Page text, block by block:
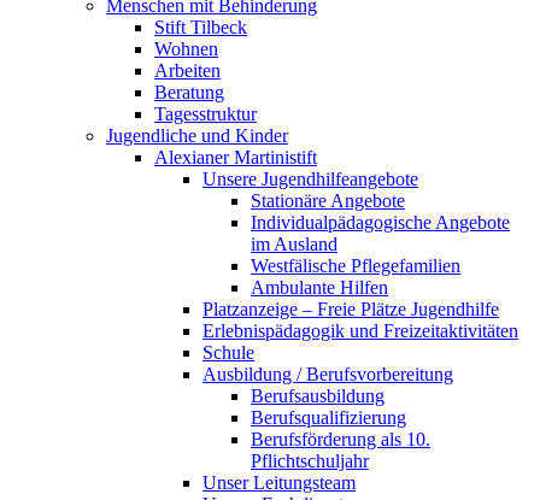
Menschen mit Behinderung
Stift Tilbeck
Wohnen
Arbeiten
Beratung
Tagesstruktur
Jugendliche und Kinder
Alexianer Martinistift
Unsere Jugendhilfeangebote
Stationäre Angebote
Individualpädagogische Angebote
im Ausland
Westfälische Pflegefamilien
Ambulante Hilfen
Platzanzeige – Freie Plätze Jugendhilfe
Erlebnispädagogik und Freizeitaktivitäten
Schule
Ausbildung / Berufsvorbereitung
Berufsausbildung
Berufsqualifizierung
Berufsförderung als 10.
Pflichtschuljahr
Unser Leitungsteam